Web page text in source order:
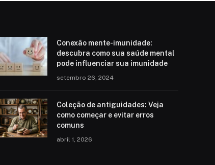
Conexão mente-imunidade:
descubra como sua saúde mental
pode influenciar sua imunidade
setembro 26, 2024
Coleção de antiguidades: Veja
como começar e evitar erros
comuns
abril 1, 2026